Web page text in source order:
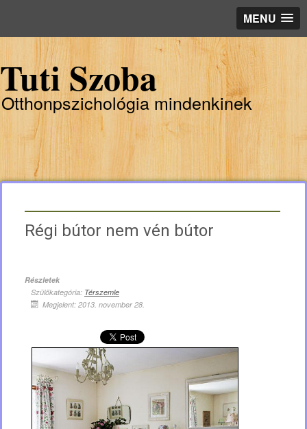
MENU
Tuti Szoba
Otthonpszichológia mindenkinek
Régi bútor nem vén bútor
Részletek
Szülőkategória: Térszemle
Megjelent: 2013. november 28.